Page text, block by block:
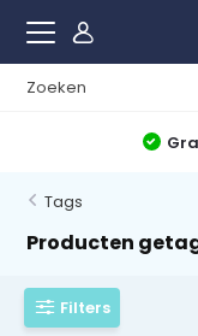
Tags
Producten
Filters